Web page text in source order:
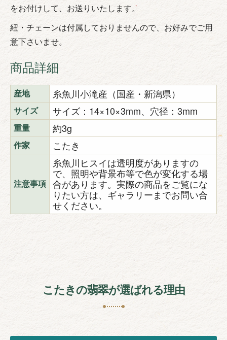
をお付けして、お送りいたします。
紐・チェーンは付属しておりませんので、お好みでご用
意下さいませ。
商品詳細
産地 糸魚川小滝産（国産・新潟県）
サイズ サイズ：14×10×3mm、穴径：3mm
重量 約3g
作家 こたき
注意事項
糸魚川ヒスイは透明度がありますの
で、照明や背景布等で色が変化する場
合があります。実際の商品をご覧にな
りたい方は、ギャラリーまでお問い合
せください。
こたきの翡翠が選ばれる理由